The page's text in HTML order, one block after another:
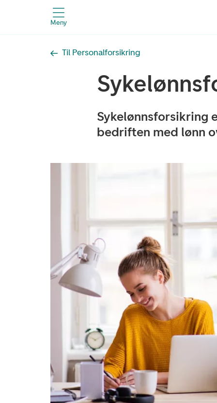
Meny
Til Personalforsikring
Sykelønnsforsikring
bedriften med lønn